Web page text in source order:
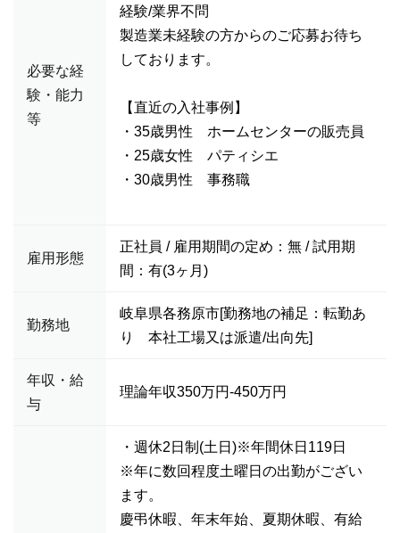
必要な経
験・能力
等
経験/業界不問
製造業未経験の方からのご応募お待ち
しております。
【直近の入社事例】
・35歳男性 ホームセンターの販売員
・25歳女性 パティシエ
・30歳男性 事務職
雇用形態
正社員 / 雇用期間の定め：無 / 試用期
間：有(3ヶ月)
勤務地
岐阜県各務原市[勤務地の補足：転勤あ
り 本社工場又は派遣/出向先]
年収・給
与
理論年収350万円-450万円
・週休2日制(土日)※年間休日119日
※年に数回程度土曜日の出勤がござい
ます。
慶弔休暇、年末年始、夏期休暇、有給